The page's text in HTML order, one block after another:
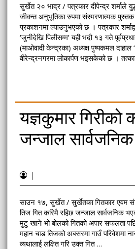
सुर्खेत २० भाद्र / पत्रकार दीपेन्द्र शर्माले
जीवन्त अनुभूतिका रुपमा संस्मरणात्मक पुस्तक
प्रकाशनमा ल्याउनुभएको छ । पत्रकार
‘जुनीदेखि पिलीसम्म’ यही भदौ १३ गते
(माओवादी केन्द्रका) अध्यक्ष पुष्पकमल दाहाल
वीरेन्द्रनगरमा लोकार्पण भइसकेको छ ।
यज्ञकुमार गिरीको
जन्जाल सार्वजनिक
साउन १७, सुर्खेत / सुर्खेतका गितकार एवम
तिज गित करिमै रहिछ जन्जाल सार्वजनिक
मुटु खाने भो बोलको गितको अपार सफलता पछि
महान चाड तिजको अबसरमा गाउँ परिवेशमा
व्यथालाई लक्षित गरि उक्त गित …